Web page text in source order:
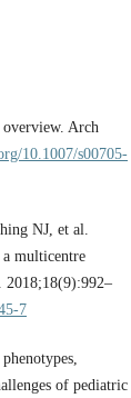
Arch
10.1007/s00705-
NJ, et al.
multicentre
2018;18(9):992–
7
of pediatric